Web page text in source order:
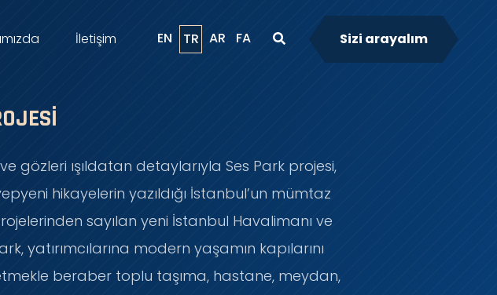
İletişim EN TR AR FA Sizi arayalım
gözleri ışıldatan detaylarıyla Ses Park projesi,
hikayelerin yazıldığı İstanbul’un mümtaz
sayılan yeni İstanbul Havalimanı ve
yatırımcılarına modern yaşamın kapılarını
beraber toplu taşıma, hastane, meydan,